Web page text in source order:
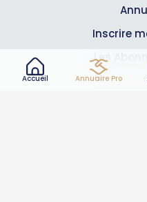
Accueil Annuaire Pro
Inscrire
Les